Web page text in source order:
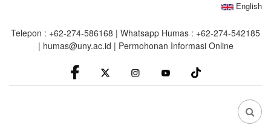
main
English
Telepon : +62-274-586168 | Whatsapp Humas : +62-274-542185
| humas@uny.ac.id | Permohonan Informasi Online
facebook
Instagram youtube
FA